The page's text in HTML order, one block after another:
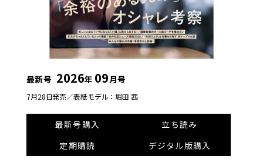
最新号 2026年 09月号
7月28日発売／表紙モデル：堀田 茜
最新号購入
立ち読み
定期購読
デジタル版購入